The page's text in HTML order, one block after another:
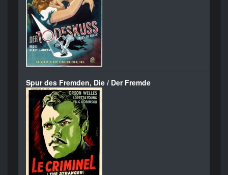
Spur des Fremden, Die / Der Fremde